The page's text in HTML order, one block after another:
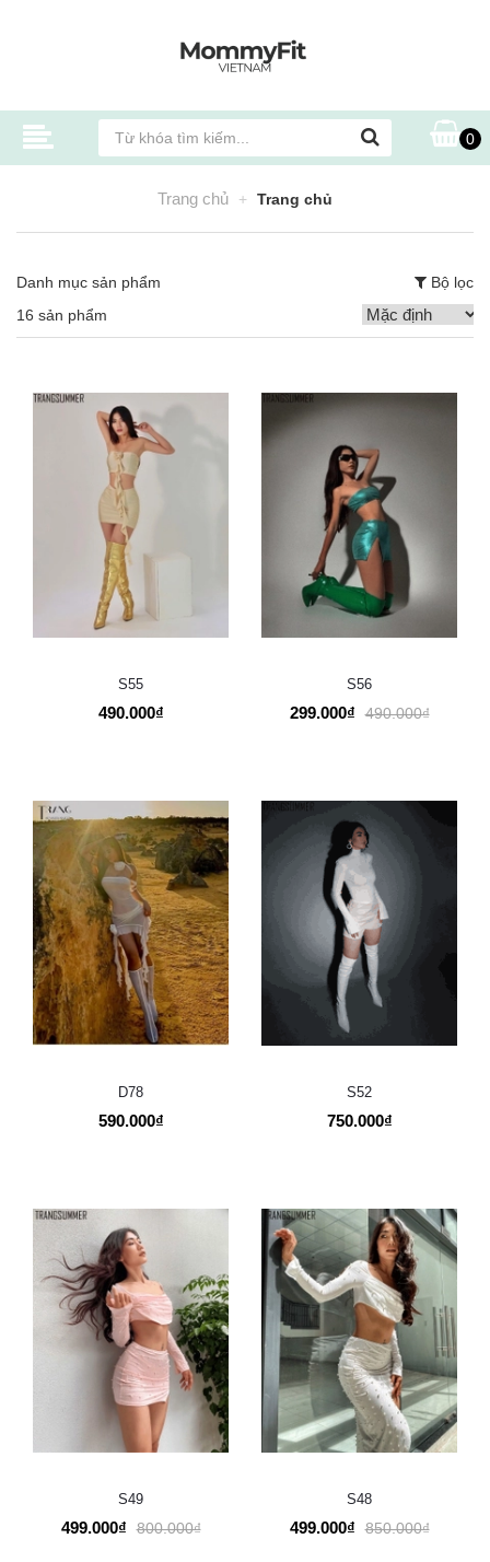
0
Trang chủ Trang chủ
Danh mục sản phẩm
Bộ lọc
16 sản phẩm
S55
490.000₫
S56
299.000₫ 490.000₫
D78
590.000₫
S52
750.000₫
S49
499.000₫ 800.000₫
S48
499.000₫ 850.000₫